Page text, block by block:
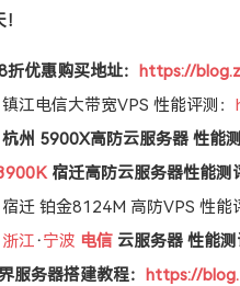
折优惠购买地址： https://
镇江电信大带宽VPS 性能评测：
杭州 5900X高防云服务器 性能测
宿迁高防云服务器性能测
迁 铂金8124M 高防VPS 性能
浙江·宁波 电信 云服务器 性能
服务器搭建教程： https://